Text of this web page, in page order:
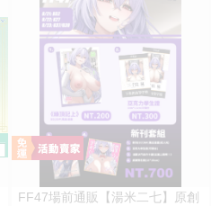
FF47場前通販【湯米二七】原創